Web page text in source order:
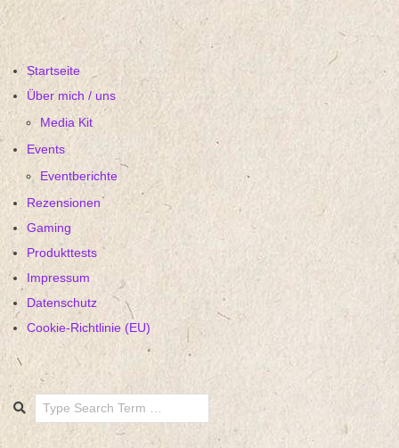
Startseite
Über mich / uns
Media Kit
Events
Eventberichte
Rezensionen
Gaming
Produkttests
Impressum
Datenschutz
Cookie-Richtlinie (EU)
Search